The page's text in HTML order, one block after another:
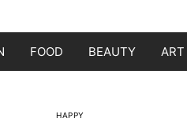
FOOD BEAUTY ART
HAPPY